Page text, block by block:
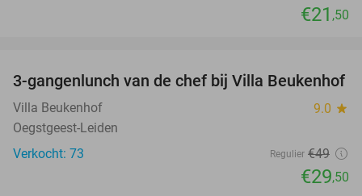
€21 ,50
40%
3-gangenlunch van de chef bij Villa Beukenhof
Villa Beukenhof 9.0 star
Oegstgeest-Leiden
Verkocht: 73
Regulier €49
€29,50